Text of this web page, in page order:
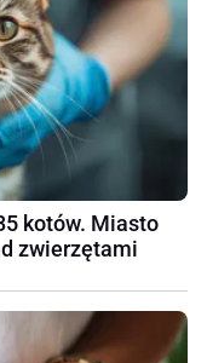
kotów. Miasto
zwierzętami